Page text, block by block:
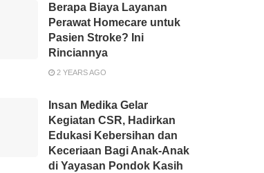
Berapa Biaya Layanan
Perawat Homecare untuk
Pasien Stroke? Ini
Rinciannya
2 YEARS AGO
Insan Medika Gelar
Kegiatan CSR, Hadirkan
Edukasi Kebersihan dan
Keceriaan Bagi Anak-Anak
di Yayasan Pondok Kasih